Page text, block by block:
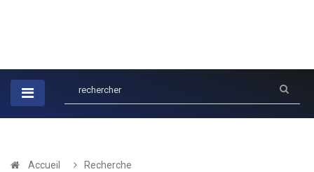
Accueil Recherche